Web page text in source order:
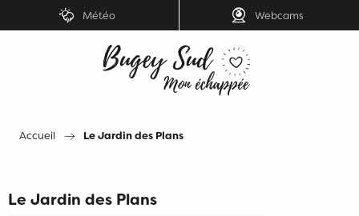
au
Météo Webcams
Accueil Le Jardin des Plans
Le Jardin des Plans